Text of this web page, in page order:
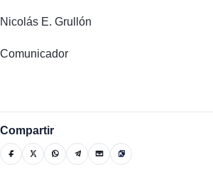
Nicolás E. Grullón
Comunicador
Compartir